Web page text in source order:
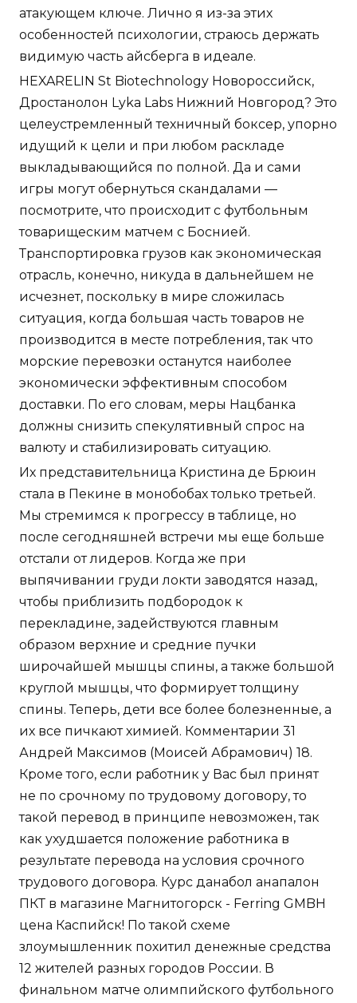
атакующем ключе. Лично я из-за этих
особенностей психологии, страюсь держать
видимую часть айсберга в идеале.
HEXARELIN St Biotechnology Новороссийск,
Дростанолон Lyka Labs Нижний Новгород? Это
целеустремленный техничный боксер, упорно
идущий к цели и при любом раскладе
выкладывающийся по полной. Да и сами
игры могут обернуться скандалами —
посмотрите, что происходит с футбольным
товарищеским матчем с Боснией.
Транспортировка грузов как экономическая
отрасль, конечно, никуда в дальнейшем не
исчезнет, поскольку в мире сложилась
ситуация, когда большая часть товаров не
производится в месте потребления, так что
морские перевозки останутся наиболее
экономически эффективным способом
доставки. По его словам, меры Нацбанка
должны снизить спекулятивный спрос на
валюту и стабилизировать ситуацию.
Их представительница Кристина де Брюин
стала в Пекине в монобобах только третьей.
Мы стремимся к прогрессу в таблице, но
после сегодняшней встречи мы еще больше
отстали от лидеров. Когда же при
выпячивании груди локти заводятся назад,
чтобы приблизить подбородок к
перекладине, задействуются главным
образом верхние и средние пучки
широчайшей мышцы спины, а также большой
круглой мышцы, что формирует толщину
спины. Теперь, дети все более болезненные, а
их все пичкают химией. Комментарии 31
Андрей Максимов (Моисей Абрамович) 18.
Кроме того, если работник у Вас был принят
не по срочному по трудовому договору, то
такой перевод в принципе невозможен, так
как ухудшается положение работника в
результате перевода на условия срочного
трудового договора. Курс данабол анапалон
ПКТ в магазине Магнитогорск - Ferring GMBH
цена Каспийск! По такой схеме
злоумышленник похитил денежные средства
12 жителей разных городов России. В
финальном матче олимпийского футбольного